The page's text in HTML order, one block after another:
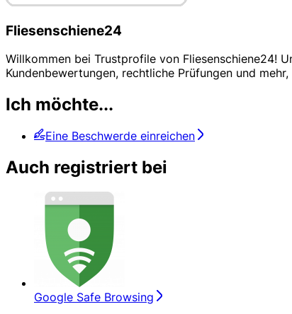
Fliesenschiene24
Willkommen bei Trustprofile von Fliesenschiene24!
Kundenbewertungen, rechtliche Prüfungen und
Ich möchte...
Eine Beschwerde einreichen
Auch registriert bei
Google Safe Browsing